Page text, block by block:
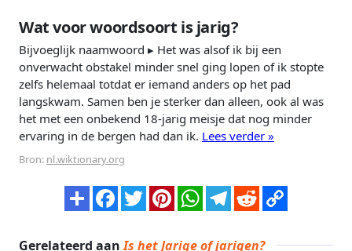
Wat voor woordsoort is jarig?
Bijvoeglijk naamwoord ▸ Het was alsof ik bij een
onverwacht obstakel minder snel ging lopen of ik stopte
zelfs helemaal totdat er iemand anders op het pad
langskwam. Samen ben je sterker dan alleen, ook al was
het met een onbekend 18-jarig meisje dat nog minder
ervaring in de bergen had dan ik. Lees verder »
Bron: nl.wiktionary.org
Gerelateerd aanIs het Jarige of jarigen?